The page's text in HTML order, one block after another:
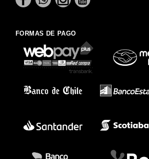
FORMAS DE PAGO